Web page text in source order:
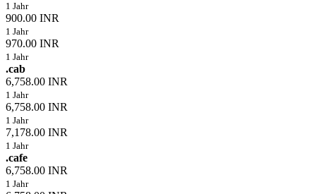
1 Jahr
900.00 INR
1 Jahr
970.00 INR
1 Jahr
.cab
6,758.00 INR
1 Jahr
6,758.00 INR
1 Jahr
7,178.00 INR
1 Jahr
.cafe
6,758.00 INR
1 Jahr